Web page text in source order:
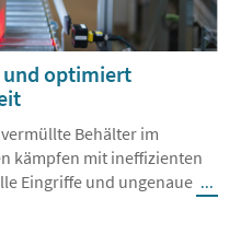
und optimiert
Behälter im
kämpfen mit ineffizienten
Eingriffe und ungenaue ...